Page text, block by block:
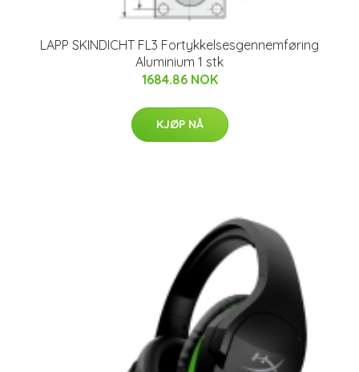
LAPP SKINDICHT FL3 Fortykkelsesgennemføring
Aluminium 1 stk
1684.86 NOK
KJØP NÅ